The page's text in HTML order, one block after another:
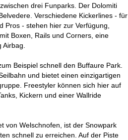
drei Funparks. Der Dolomiti
Verschiedene Kickerlines - für
Pros - stehen hier zur Verfügung,
Boxen, Rails und Corners, eine
Beispiel schnell den Buffaure Park.
und bietet einen einzigartigen
Freestyler können sich hier auf
Kickern und einer Wallride
von Welschnofen, ist der Snowpark
schnell zu erreichen. Auf der Piste